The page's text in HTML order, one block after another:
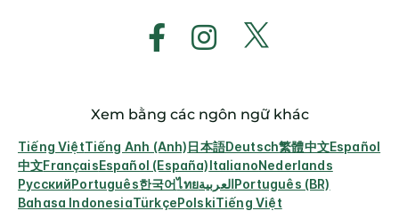
Xem bằng các ngôn ngữ khác
Tiếng ViệtTiếng Anh (Anh)日本語Deutsch繁體中文Español
中文FrançaisEspañol (España)ItalianoNederlands
РусскийPortuguês한국어ไทยالعربيةPortuguês (BR)
Bahasa IndonesiaTürkçePolskiTiếng Việt